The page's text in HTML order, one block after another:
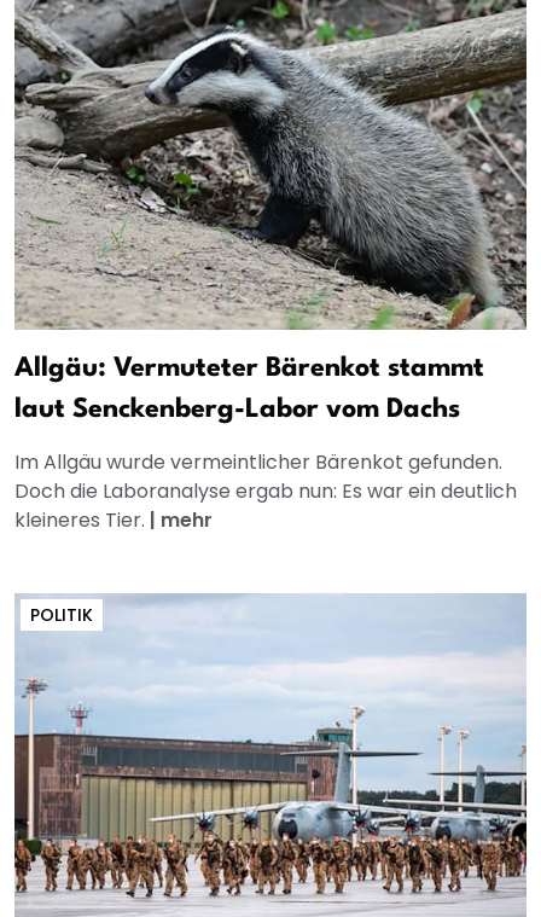
Allgäu: Vermuteter Bärenkot stammt
laut Senckenberg-Labor vom Dachs
Im Allgäu wurde vermeintlicher Bärenkot gefunden.
Doch die Laboranalyse ergab nun: Es war ein deutlich
kleineres Tier. | mehr
POLITIK